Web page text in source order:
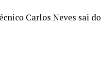
Carlos Neves sai do